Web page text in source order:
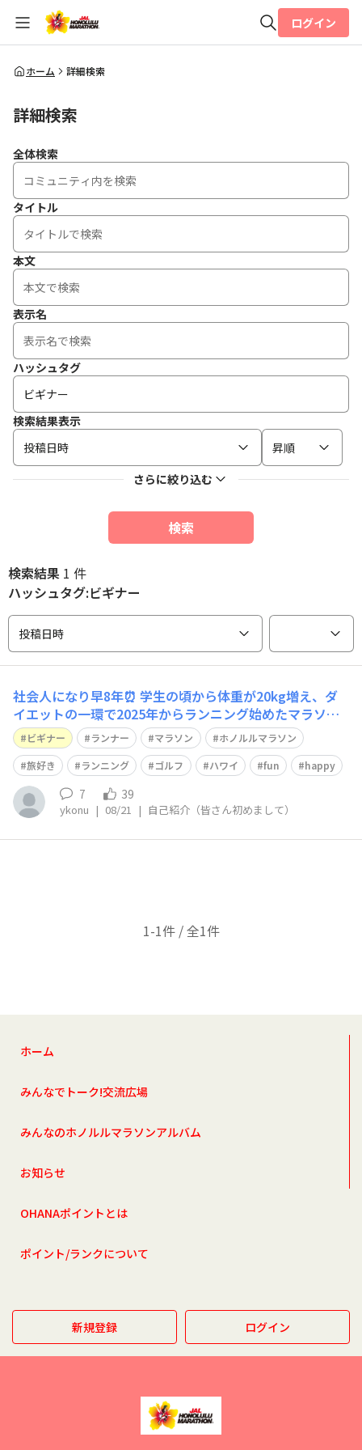
全体検索
ログイン
ホーム 詳細検索
詳細検索
全体検索
タイトル
本文
表示名
ハッシュタグ
検索結果表示
投稿日時
昇順
さらに絞り込む
検索
検索結果 1 件
ハッシュタグ:ビギナー
投稿日時
社会人になり早8年⏰ 学生の頃から体重が20kg増え、ダ
イエットの一環で2025年からランニング始めたマラソン
ビギナーです🔰 年内にハーフ、フルマラソンの走破を目
標にしていて12/9-12/18までホノルルに滞在し、ホノル
ルマラソンに出場予定です🏃‍♂️🌈 普段は会社員兼個人事業
主として主にイ
ビギナー ランナー マラソン
ホノルルマラソン
旅好き
ランニング ゴルフ ハワイ fun happy
7 39
ykonu | 08/21 | 自己紹介（皆さん初めまして）
1-1件 / 全1件
ホーム
みんなでトーク!交流広場
みんなのホノルルマラソンアルバム
お知らせ
OHANAポイントとは
ポイント/ランクについて
新規登録 ログイン